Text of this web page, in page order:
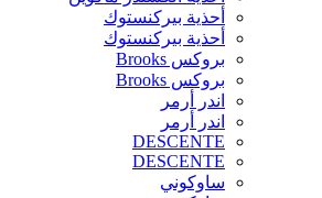
أحذية بيركنستوك
أحذية بيركنستوك
بروكس Brooks
بروكس Brooks
اندر أرمر
اندر أرمر
DESCENTE
DESCENTE
ساوكوني